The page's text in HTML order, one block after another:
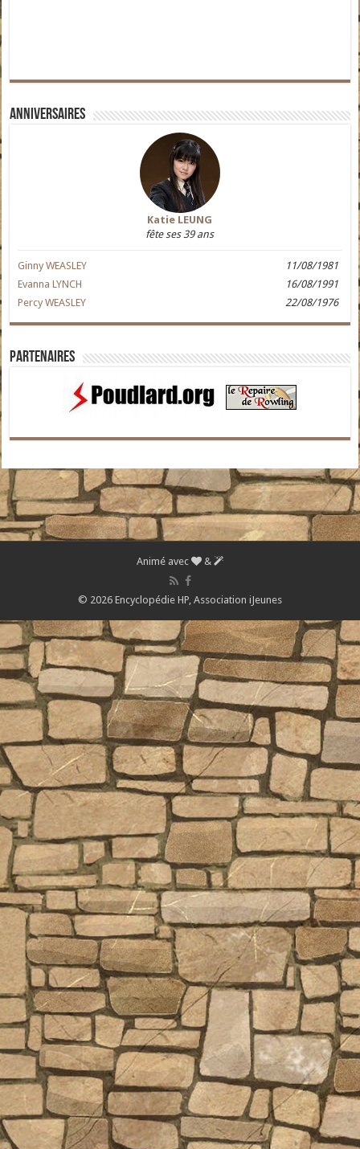
Anniversaires
Katie LEUNG
fête ses 39 ans
Ginny WEASLEY
11/08/1981
Evanna LYNCH
16/08/1991
Percy WEASLEY
22/08/1976
Partenaires
Animé avec &
© 2026 Encyclopédie HP, Association iJeunes